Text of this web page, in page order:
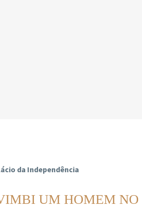
da Independência
UM HOMEM NO